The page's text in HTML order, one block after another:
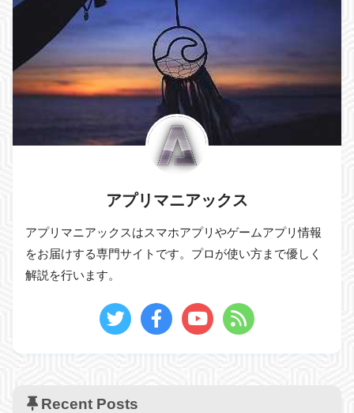
アプリマニアックス
アプリマニアックスはスマホアプリやゲームアプリ情報
をお届けする専門サイトです。プロが使い方まで優しく
解説を行います。
Recent Posts